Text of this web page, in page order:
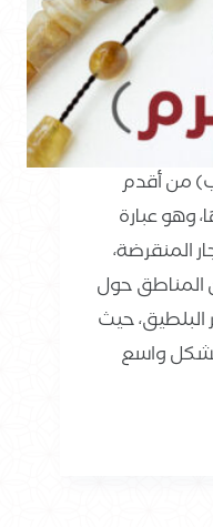
من أقدم
وهو عبارة
المنقرضة،
المناطق حول
حيث
بشكل واسع